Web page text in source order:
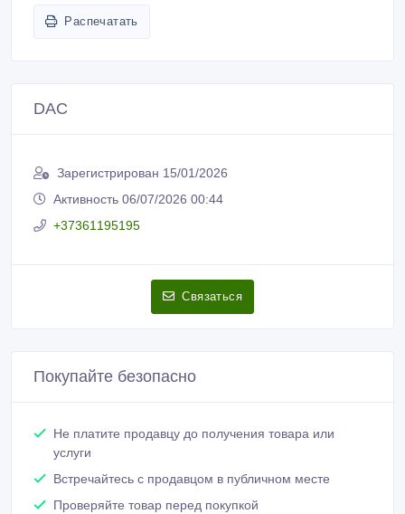
Распечатать
DAC
Зарегистрирован 15/01/2026
Активность 06/07/2026 00:44
+37361195195
Связаться
Покупайте безопасно
Не платите продавцу до получения товара или
услуги
Встречайтесь с продавцом в публичном месте
Проверяйте товар перед покупкой